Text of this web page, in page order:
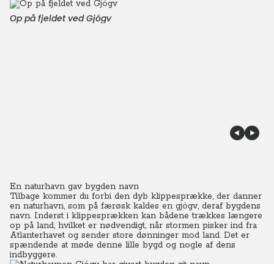
Op på fjeldet ved Gjógv
En naturhavn gav bygden navn
Tilbage kommer du forbi den dyb klippesprække, der danner
en naturhavn, som på færøsk kaldes en gjógv, deraf bygdens
navn. Inderst i klippesprækken kan bådene trækkes længere
op på land, hvilket er nødvendigt, når stormen pisker ind fra
Atlanterhavet og sender store dønninger mod land. Det er
spændende at møde denne lille bygd og nogle af dens
indbyggere.